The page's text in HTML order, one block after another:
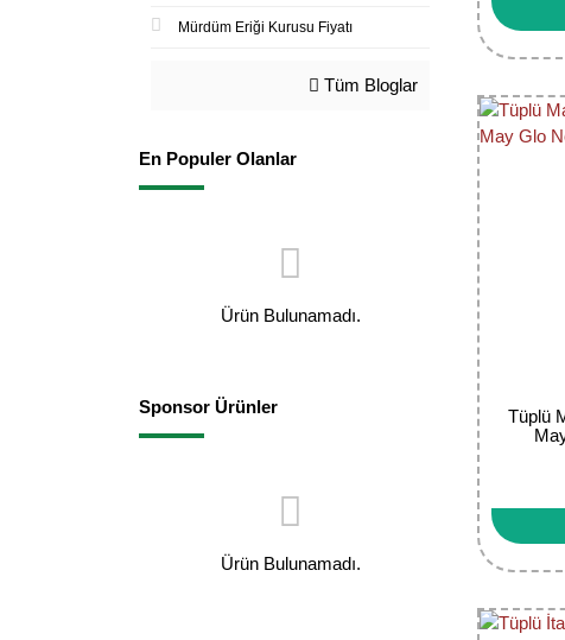
Mürdüm Eriği Kurusu Fiyatı
Tüm Bloglar
En Populer Olanlar
Ürün Bulunamadı.
Sponsor Ürünler
Ürün Bulunamadı.
Tüplü